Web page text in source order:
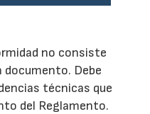
no consiste
Debe
técnicas que
del Reglamento.